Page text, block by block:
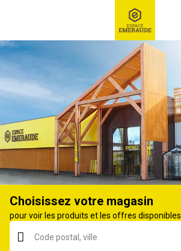
Ex : Robot tondeuse, ...
Tondeuse à batterie
Choisissez votre magasin
pour voir les produits et les offres disponibles